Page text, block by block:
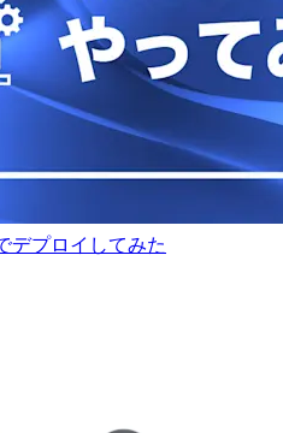
デプロイしてみた